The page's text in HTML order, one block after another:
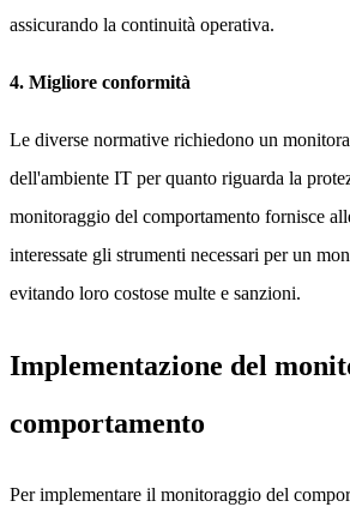
assicurando la continuità operativa.
4. Migliore conformità
Le diverse normative richiedono un
dell'ambiente IT per quanto riguarda la
monitoraggio del comportamento fornisce
interessate gli strumenti necessari per un
evitando loro costose multe e sanzioni.
Implementazione del
comportamento
Per implementare il monitoraggio del